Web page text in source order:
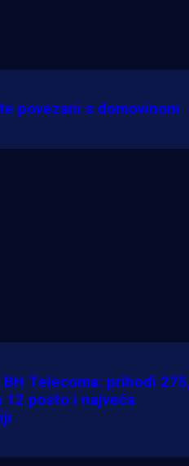
povezani s domovinom
Telecoma: prihodi
12 posto i najveća